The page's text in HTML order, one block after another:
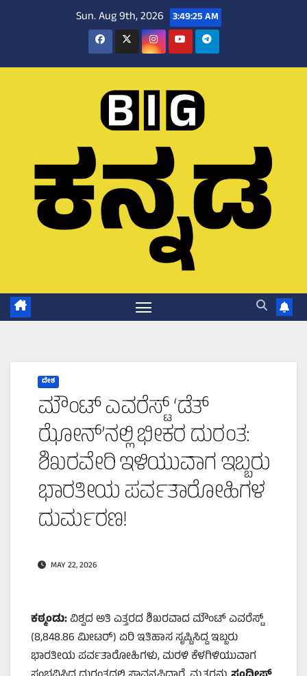
Sun. Aug 9th, 2026 3:49:26 AM
ದೇಶ
ಮೌಂಟ್ ಎವರೆಸ್ಟ್ ‘ಡೆತ್
ಝೋನ್’ನಲ್ಲಿ ಭೀಕರ ದುರಂತ:
ಶಿಖರವೇರಿ ಇಳಿಯುವಾಗ ಇಬ್ಬರು
ಭಾರತೀಯ ಪರ್ವತಾರೋಹಿಗಳ
ದುರ್ಮರಣ!
MAY 22, 2026
ಕಠ್ಮಂಡು:ವಿಶ್ವದ ಅತಿ ಎತ್ತರದ ಶಿಖರವಾದ ಮೌಂಟ್ ಎವರೆಸ್ಟ್
(8,848.86 ಮೀಟರ್) ಏರಿ ಇತಿಹಾಸ ಸೃಷ್ಟಿಸಿದ್ದ ಇಬ್ಬರು
ಭಾರತೀಯ ಪರ್ವತಾರೋಹಿಗಳು, ಮರಳಿ ಕೆಳಗಿಳಿಯುವಾಗ